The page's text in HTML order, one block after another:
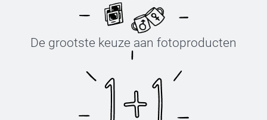
De grootste keuze aan fotoproducten